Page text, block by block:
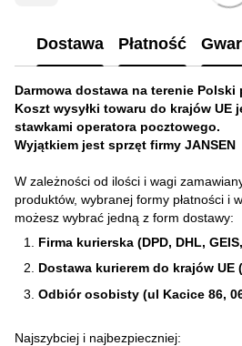
Dostawa Płatność
Darmowa dostawa na terenie Polski
Koszt wysyłki towaru do krajów UE
stawkami operatora pocztowego.
Wyjątkiem jest sprzęt firmy JANSEN
W zależności od ilości i wagi
produktów, wybranej formy płatności i
możesz wybrać jedną z form dostawy:
Firma kurierska (DPD, DHL,
Dostawa kurierem do krajów UE
Odbiór osobisty (ul Kacice 86,
Najszybciej i najbezpieczniej: